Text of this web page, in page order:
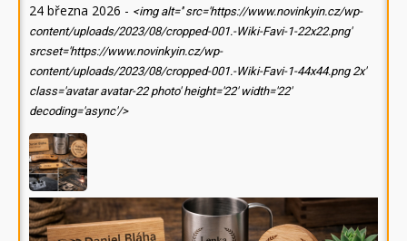
24 března 2026 - <img alt='' src='https://www.novinkyin.cz/wp-
content/uploads/2023/08/cropped-001.-Wiki-Favi-1-22x22.png'
srcset='https://www.novinkyin.cz/wp-
content/uploads/2023/08/cropped-001.-Wiki-Favi-1-44x44.png 2x'
class='avatar avatar-22 photo' height='22' width='22'
decoding='async'/>